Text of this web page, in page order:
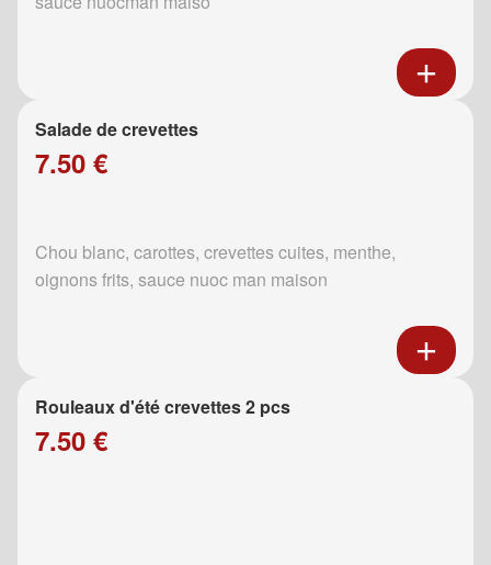
Salade de crevettes
7.50 €
Chou blanc, carottes, crevettes cuites, menthe,
oignons frits, sauce nuoc man maison
Rouleaux d'été crevettes 2 pcs
7.50 €